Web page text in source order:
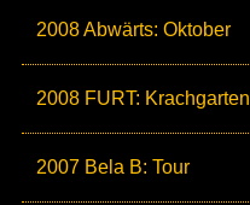
2008 Abwärts: Oktober
2008 FURT: Krachgarten
2007 Bela B: Tour